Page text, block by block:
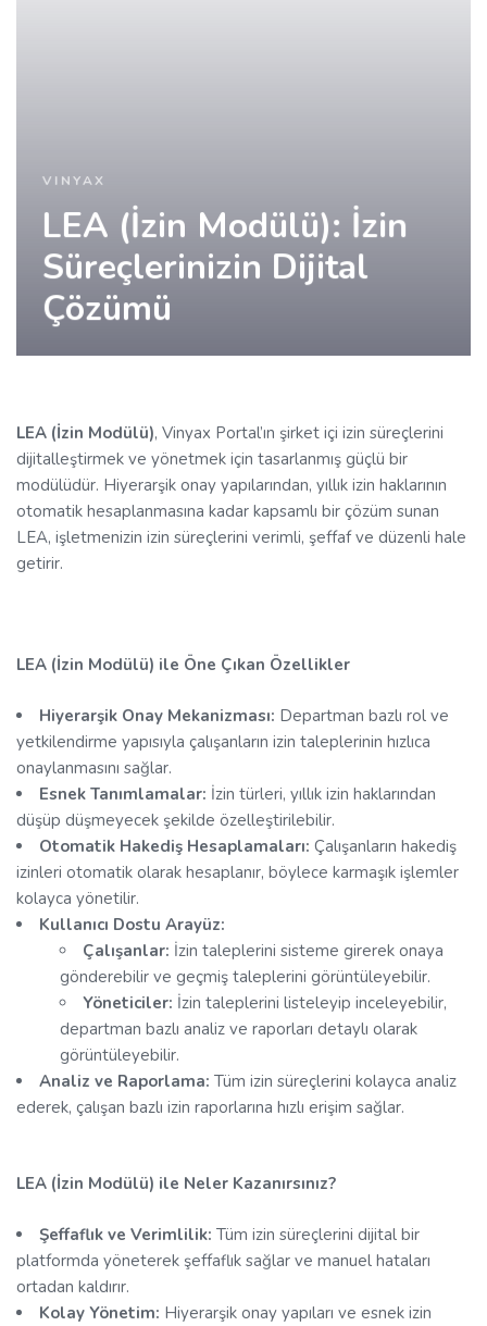
VINYAX
LEA (İzin Modülü): İzin
Süreçlerinizin Dijital
Çözümü
LEA (İzin Modülü), Vinyax Portal’ın şirket içi izin süreçlerini
dijitalleştirmek ve yönetmek için tasarlanmış güçlü bir
modülüdür. Hiyerarşik onay yapılarından, yıllık izin haklarının
otomatik hesaplanmasına kadar kapsamlı bir çözüm sunan
LEA, işletmenizin izin süreçlerini verimli, şeffaf ve düzenli hale
getirir.
LEA (İzin Modülü) ile Öne Çıkan Özellikler
Hiyerarşik Onay Mekanizması: Departman bazlı rol ve
yetkilendirme yapısıyla çalışanların izin taleplerinin hızlıca
onaylanmasını sağlar.
Esnek Tanımlamalar: İzin türleri, yıllık izin haklarından
düşüp düşmeyecek şekilde özelleştirilebilir.
Otomatik Hakediş Hesaplamaları: Çalışanların hakediş
izinleri otomatik olarak hesaplanır, böylece karmaşık işlemler
kolayca yönetilir.
Kullanıcı Dostu Arayüz:
Çalışanlar: İzin taleplerini sisteme girerek onaya
gönderebilir ve geçmiş taleplerini görüntüleyebilir.
Yöneticiler: İzin taleplerini listeleyip inceleyebilir,
departman bazlı analiz ve raporları detaylı olarak
görüntüleyebilir.
Analiz ve Raporlama: Tüm izin süreçlerini kolayca analiz
ederek, çalışan bazlı izin raporlarına hızlı erişim sağlar.
LEA (İzin Modülü) ile Neler Kazanırsınız?
Şeffaflık ve Verimlilik: Tüm izin süreçlerini dijital bir
platformda yöneterek şeffaflık sağlar ve manuel hataları
ortadan kaldırır.
Kolay Yönetim: Hiyerarşik onay yapıları ve esnek izin